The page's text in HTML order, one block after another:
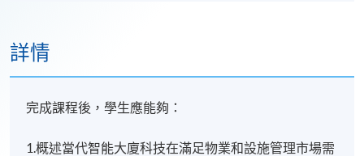
詳情
完成課程後，學生應能夠：
1.概述當代智能大廈科技在滿足物業和設施管理市場需